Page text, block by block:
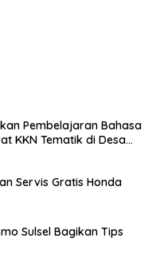
Pembelajaran Bahasa
KKN Tematik di Desa
Servis Gratis Honda
Sulsel Bagikan Tips